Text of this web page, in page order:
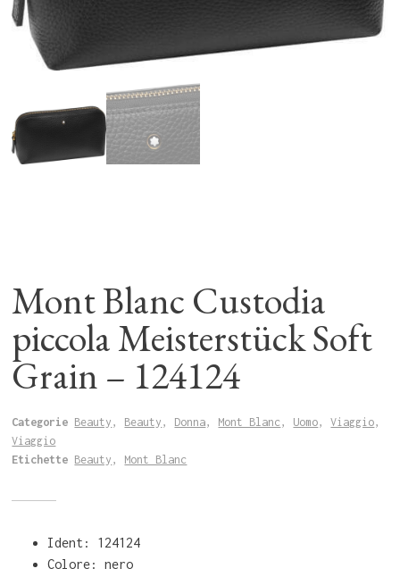
Mont Blanc Custodia
piccola Meisterstück Soft
Grain – 124124
Categorie Beauty , Beauty , Donna, Mont Blanc, Uomo,Viaggio,
Viaggio
Etichette Beauty , Mont Blanc
Ident: 124124
Colore: nero